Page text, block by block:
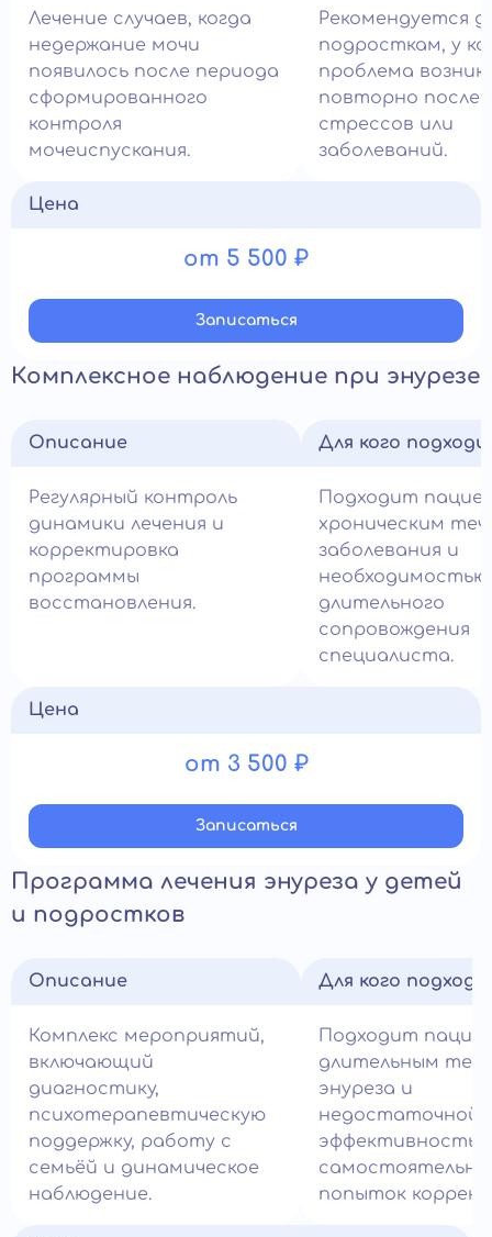
Лечение случаев, когда
недержание мочи
появилось после периода
сформированного
контроля
мочеиспускания.
Рекомендуется
подросткам, у
проблема
повторно после
стрессов или
заболеваний.
Цена
от 5 500 ₽
Записатьcя
Комплексное наблюдение при энурезе
Описание
Регулярный контроль
динамики лечения и
корректировка
программы
восстановления.
Для кого
Подходит
хроническим
заболевания и
необходимостью
длительного
сопровождения
специалиста.
Цена
от 3 500 ₽
Записатьcя
Программа лечения энуреза у детей
и подростков
Описание
Комплекс мероприятий,
включающий
диагностику,
психотерапевтическую
поддержку, работу с
семьёй и динамическое
наблюдение.
Для кого
Подходит
длительным
энуреза и
недостаточной
эффективностью
попыток